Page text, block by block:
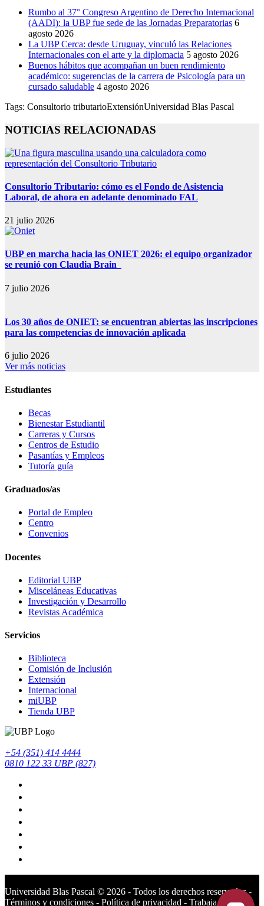
Rumbo al 37° Congreso Argentino de Derecho Internacional
(AADI): la UBP fue sede de las Jornadas Preparatorias 6
agosto 2026
La UBP Cerca: desde Uruguay, vinculó las Relaciones
Internacionales con el arte y la diplomacia 5 agosto 2026
Buenos hábitos que acompañan un buen rendimiento
académico: sugerencias de la carrera de Psicología para un
cursado saludable 4 agosto 2026
Tags: Consultorio tributarioExtensiónUniversidad Blas Pascal
NOTICIAS RELACIONADAS
Consultorio Tributario: cómo es el Fondo de Asistencia
Laboral, de ahora en adelante denominado FAL
21 julio 2026
UBP en marcha hacia las ONIET 2026: el equipo organizador
se reunió con Claudia Brain
7 julio 2026
Los 30 años de ONIET: se encuentran abiertas las inscripciones
para las competencias de innovación aplicada
6 julio 2026
Ver más noticias
Estudiantes
Becas
Bienestar Estudiantil
Carreras y Cursos
Centros de Estudio
Pasantías y Empleos
Tutoría guía
Graduados/as
Portal de Empleo
Centro
Convenios
Docentes
Editorial UBP
Misceláneas Educativas
Investigación y Desarrollo
Revistas Académica
Servicios
Biblioteca
Comisión de Inclusión
Extensión
Internacional
miUBP
Tienda UBP
+54 (351) 414 4444
0810 122 33 UBP (827)
Universidad Blas Pascal ©️ 2026 - Todos los derechos reservados -
Términos y condiciones - Política de privacidad - Trabaja en la